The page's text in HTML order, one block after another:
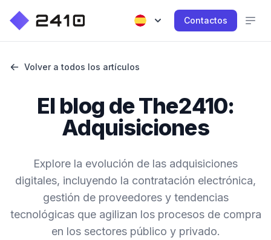
Contactos
Volver a todos los artículos
El blog de The2410:
Adquisiciones
Explore la evolución de las adquisiciones
digitales, incluyendo la contratación electrónica,
gestión de proveedores y tendencias
tecnológicas que agilizan los procesos de compra
en los sectores público y privado.